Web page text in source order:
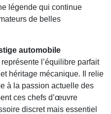
légende qui continue
de belles
automobile
l’équilibre parfait
héritage mécanique. Il relie
à la passion actuelle des
ces chefs d’œuvre
discret mais essentiel